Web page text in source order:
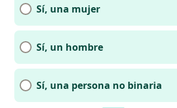
Sí, una mujer
Sí, un hombre
Sí, una persona no binaria